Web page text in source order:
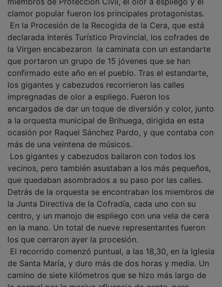
clamor popular fueron los principales protagonistas.
En la Procesión de la Recogida de la Cera, que está
declarada Interés Turístico Provincial, los cofrades de
la Virgen encabezaron la caminata con un estandarte
que portaron un grupo de 15 jóvenes que se han
confirmado este año en el pueblo. Tras el estandarte,
los gigantes y cabezudos recorrieron las calles
impregnadas de olor a espliego. Fueron los
encargados de dar un toque de diversión y color, junto
a la orquesta municipal de Brihuega, dirigida en esta
ocasión por Raquel Sánchez Pardo, y que contaba con
más de una veintena de músicos.
Los gigantes y cabezudos bailaron con todos los
vecinos, pero también asustaban a los más pequeños,
que quedaban asombrados a su paso por las calles.
Detrás de la orquesta se encontraban los miembros de
la Junta Directiva de la Cofradía, cada uno con su
centro, y un manojo de espliego con una vela de cera
en la mano. Un total de nueve representantes fueron
los que cerraron ayer la procesión.
El recorrido comenzó puntual, a las 18,30, en la Iglesia
de Santa María, y duro más de dos horas y media. Un
camino de siete kilómetros que se hizo más largo de
lo normal por la masiva afluencia de gente, pero